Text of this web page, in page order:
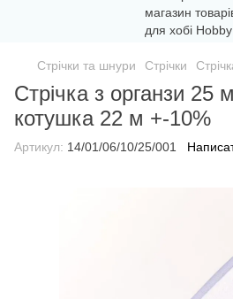
Стрічки та шнури Стрічки
Стрічка з органзи 25
котушка 22 м +-10%
Артикул: 14/01/06/10/25/001